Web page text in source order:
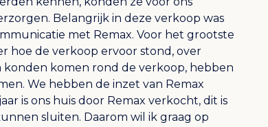
Belangrijk in deze verkoop was
met Remax. Voor het grootste
hoe de verkoop ervoor stond, over
komen rond de verkoop, hebben
We hebben de inzet van Remax
is ons huis door Remax verkocht, dit is
sluiten. Daarom wil ik graag op